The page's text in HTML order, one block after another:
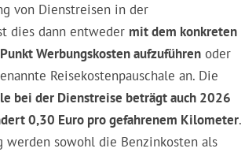
von Dienstreisen in der
dies dann entweder mit dem konkreten
Werbungskosten aufzuführen oder
Reisekostenpauschale an. Die
bei der Dienstreise beträgt auch 2026
0,30 Euro pro gefahrenem Kilometer.
werden sowohl die Benzinkosten als